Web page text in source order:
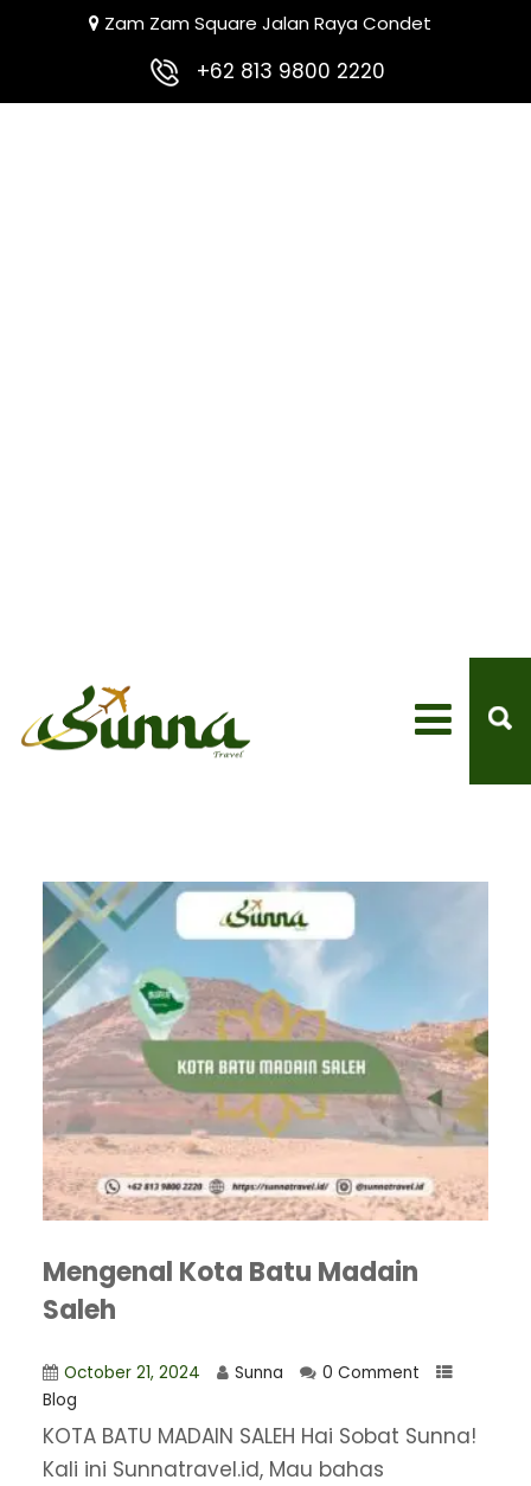
Zam Zam Square Jalan Raya Condet
+62 813 9800 2220
Mengenal Kota Batu Madain
Saleh
October 21, 2024 Sunna
0 Comment
Blog
KOTA BATU MADAIN SALEH Hai Sobat Sunna!
Kali ini Sunnatravel.id, Mau bahas